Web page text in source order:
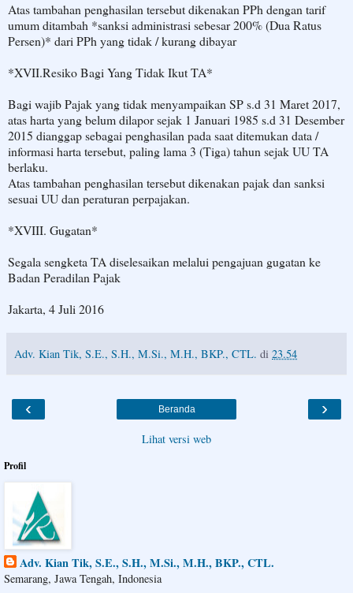
Atas tambahan penghasilan tersebut dikenakan PPh dengan tarif
umum ditambah *sanksi administrasi sebesar 200% (Dua Ratus
Persen)* dari PPh yang tidak / kurang dibayar
*XVII.Resiko Bagi Yang Tidak Ikut TA*
Bagi wajib Pajak yang tidak menyampaikan SP s.d 31 Maret 2017,
atas harta yang belum dilapor sejak 1 Januari 1985 s.d 31 Desember
2015 dianggap sebagai penghasilan pada saat ditemukan data /
informasi harta tersebut, paling lama 3 (Tiga) tahun sejak UU TA
berlaku.
Atas tambahan penghasilan tersebut dikenakan pajak dan sanksi
sesuai UU dan peraturan perpajakan.
*XVIII. Gugatan*
Segala sengketa TA diselesaikan melalui pengajuan gugatan ke
Badan Peradilan Pajak
Jakarta, 4 Juli 2016
Adv. Kian Tik, S.E., S.H., M.Si., M.H., BKP., CTL. di 23.54
‹ ›
Beranda
Lihat versi web
Profil
Adv. Kian Tik, S.E., S.H., M.Si., M.H., BKP., CTL.
Semarang, Jawa Tengah, Indonesia